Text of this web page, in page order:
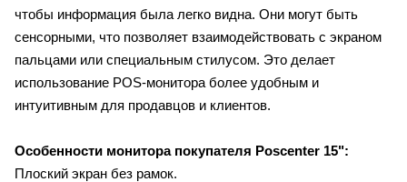
чтобы информация была легко видна. Они могут быть
сенсорными, что позволяет взаимодействовать с экраном
пальцами или специальным стилусом. Это делает
использование POS-монитора более удобным и
интуитивным для продавцов и клиентов.
Особенности монитора покупателя Poscenter 15":
Плоский экран без рамок.